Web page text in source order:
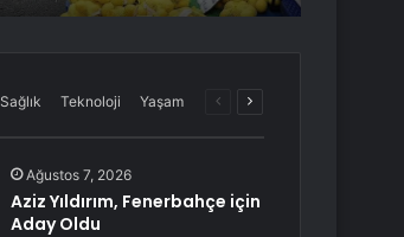
Sağlık Teknoloji Yaşam
ÖncekiSonraki
Ağustos 7, 2026
Aziz Yıldırım, Fenerbahçe için
Aday Oldu